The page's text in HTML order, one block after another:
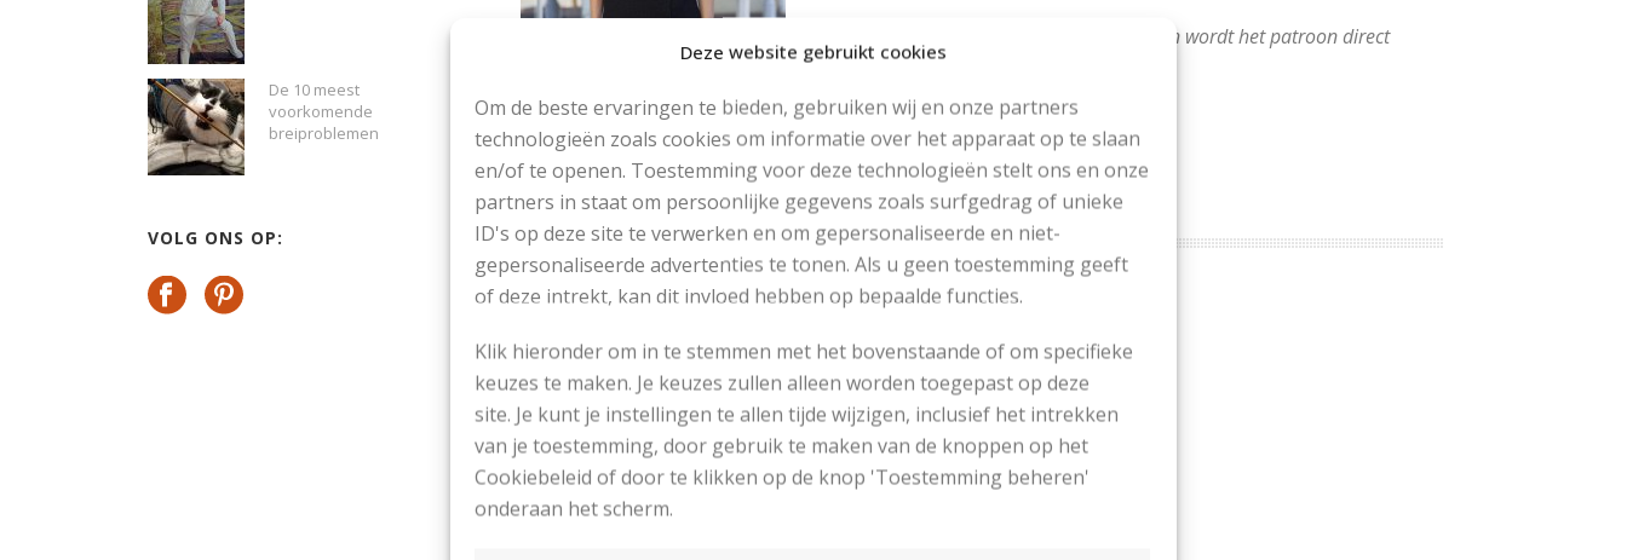
Deze website gebruikt cookies
Om de beste ervaringen te bieden, gebruiken wij en onze partners
technologieën zoals cookies om informatie over het apparaat op te slaan
en/of te openen. Toestemming voor deze technologieën stelt ons en onze
partners in staat om persoonlijke gegevens zoals surfgedrag of unieke
ID's op deze site te verwerken en om gepersonaliseerde en niet-
gepersonaliseerde advertenties te tonen. Als u geen toestemming geeft
of deze intrekt, kan dit invloed hebben op bepaalde functies.
Klik hieronder om in te stemmen met het bovenstaande of om specifieke
keuzes te maken. Je keuzes zullen alleen worden toegepast op deze
site. Je kunt je instellingen te allen tijde wijzigen, inclusief het intrekken
van je toestemming, door gebruik te maken van de knoppen op het
Cookiebeleid of door te klikken op de knop 'Toestemming beheren'
onderaan het scherm.
N.B.: door op onderstaande knop te klikken wordt het patroon direct
geopend.
Vest met raglanmouwen breien
KERNGEGEVENS
Maten: S – M – L – XL
Zwart: 9 – 10 – 11 – 12 bollen
Grijs: 4 – 4 – 5 – 5 bollen
Breinaalden: nr 2,5 en nr 3 (klik hier om maten om te rekenen)
Knopen: 4 zwarte knopen, 20 mm doorsnede
Drukkertje: 1 keer, 13 mm doorsnede
De 10 meest
voorkomende
breiproblemen
VOLG ONS OP: